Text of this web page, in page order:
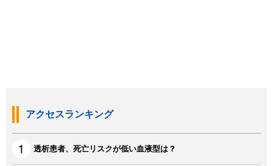
アクセスランキング
透析患者、死亡リスクが低い血液型は？